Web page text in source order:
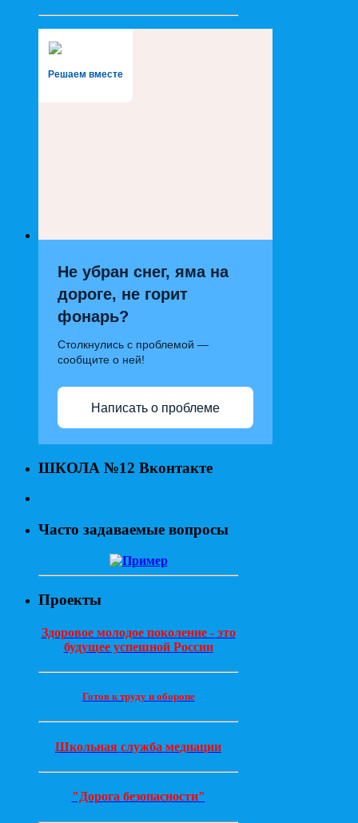
Решаем вместе
Не убран снег, яма на
дороге, не горит
фонарь?
Столкнулись с проблемой —
сообщите о ней!
Написать о проблеме
ШКОЛА №12 Вконтакте
Часто задаваемые вопросы
Проекты
Здоровое молодое поколение - это
будущее успешной России
Готов к труду и обороне
Школьная служба медиации
"Дорога безопасности"